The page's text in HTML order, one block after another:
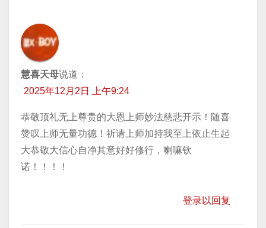
慧喜天母说道：
2025年12月2日 上午9:24
恭敬顶礼无上尊贵的大恩上师妙法慈悲开示！随喜
赞叹上师无量功德！祈请上师加持我至上依止生起
大恭敬大信心自净其意好好修行，喇嘛钦
诺！！！！
登录以回复